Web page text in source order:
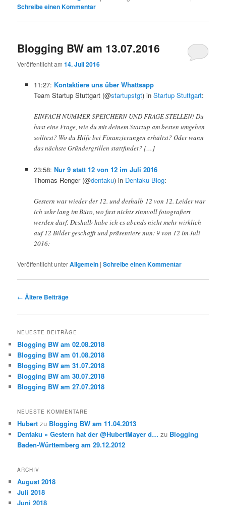
Schreibe einen Kommentar
Blogging BW am 13.07.2016
Veröffentlicht am14. Juli 2016
11:27: Kontaktiere uns über Whattsapp
Team Startup Stuttgart (@startupstgt) in Startup Stuttgart:
EINFACH NUMMER SPEICHERN UND FRAGE STELLEN! Du
hast eine Frage, wie du mit deinem Startup am besten umgehen
solltest? Wo du Hilfe bei Finanzierungen erhältst? Oder wann
das nächste Gründergrillen stattfindet? […]
23:58: Nur 9 statt 12 von 12 im Juli 2016
Thomas Renger (@dentaku) in Dentaku Blog:
Gestern war wieder der 12. und deshalb 12 von 12. Leider war
ich sehr lang im Büro, wo fast nichts sinnvoll fotografiert
werden darf. Deshalb habe ich es abends nicht mehr wirklich
auf 12 Bilder geschafft und präsentiere nun: 9 von 12 im Juli
2016:
Veröffentlicht unterAllgemein |Schreibe einen Kommentar
Beitragsnavigation
← Ältere Beiträge
NEUESTE BEITRÄGE
Blogging BW am 02.08.2018
Blogging BW am 01.08.2018
Blogging BW am 31.07.2018
Blogging BW am 30.07.2018
Blogging BW am 27.07.2018
NEUESTE KOMMENTARE
Hubert zu Blogging BW am 11.04.2013
Dentaku » Gestern hat der @HubertMayer d… zu Blogging
Baden-Württemberg am 29.12.2012
ARCHIV
August 2018
Juli 2018
Juni 2018